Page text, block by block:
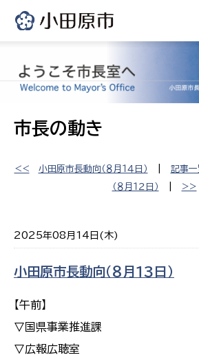
市長の動き
<< 小田原市長動向（８月１４日） 記事一
（８月１２日）
>>
2025年08月14日(木)
小田原市長動向（８月１３日）
【午前】
▽国県事業推進課
▽広報広聴室